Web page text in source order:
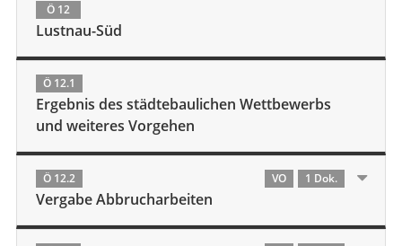
Ö 12
Lustnau-Süd
Ö 12.1
Ergebnis des städtebaulichen Wettbewerbs
und weiteres Vorgehen
Ö 12.2 VO 1 Dok.
Vergabe Abbrucharbeiten